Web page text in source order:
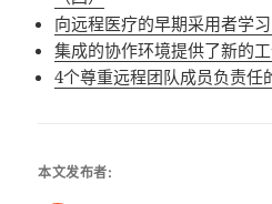
向远程医疗的早期采用者学习
集成的协作环境提供了新的工
4个尊重远程团队成员负责任
本文发布者: